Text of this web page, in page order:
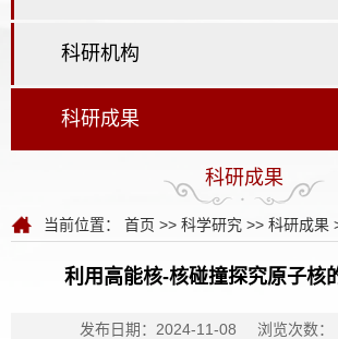
科研机构
科研成果
科研成果
当前位置： 首页 >> 科学研究 >> 科研成果
利用高能核-核碰撞探究原子核
发布日期：2024-11-08 浏览次数：